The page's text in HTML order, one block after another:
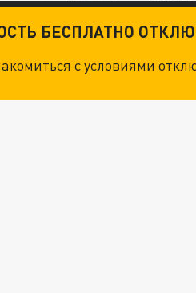
БЕСПЛАТНО
с условиями